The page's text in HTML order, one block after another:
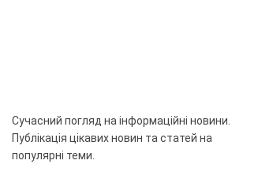
Сучасний погляд на інформаційні новини.
Публікація цікавих новин та статей на
популярні теми.